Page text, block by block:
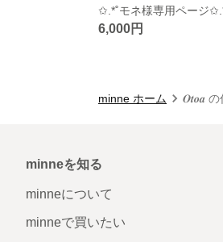
✩.*˚モネ様専用ページ
6,000円
minne ホーム 𝑶𝒕𝒐𝒂
minneを知る
minneについて
minneで買いたい